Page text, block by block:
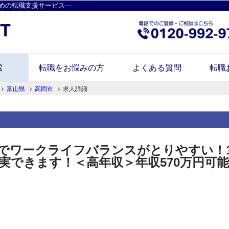
の転職支援サービス―
転職をお悩みの方 よくある質問 転職
富山県 高岡市 求人詳細
ワークライフバランスがとりやすい
できます！＜高年収＞年収570万円可